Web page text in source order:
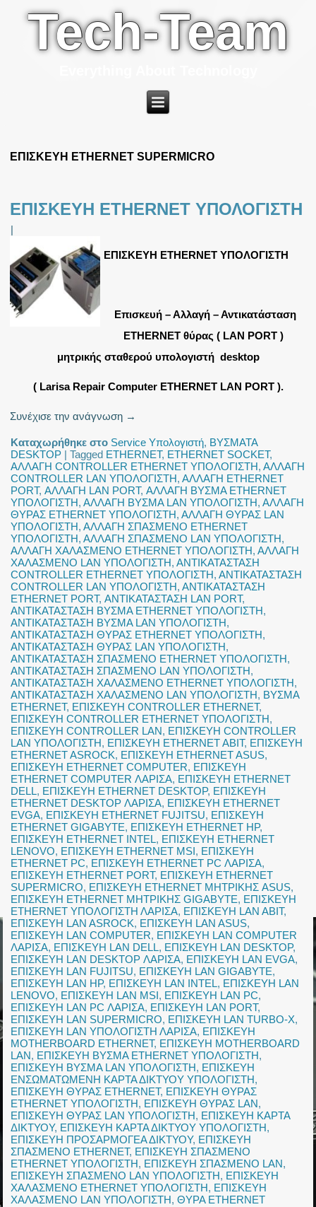
Tech-Team
ΕΠΙΣΚΕΥΗ ETHERNET SUPERMICRO
ΕΠΙΣΚΕΥΗ ETHERNET ΥΠΟΛΟΓΙΣΤΗ
|
ΕΠΙΣΚΕΥΗ ETHERNET ΥΠΟΛΟΓΙΣΤΗ
Επισκευή – Αλλαγή – Αντικατάσταση
ETHERNET θύρας ( LAN PORT )
μητρικής σταθερού υπολογιστή desktop
( Larisa Repair Computer ETHERNET LAN PORT ).
Συνέχισε την ανάγνωση →
Καταχωρήθηκε στο Service Υπολογιστή, ΒΥΣΜΑΤΑ
DESKTOP |Tagged ETHERNET, ETHERNET SOCKET,
ΑΛΛΑΓΗ CONTROLLER ETHERNET ΥΠΟΛΟΓΙΣΤΗ,ΑΛΛΑΓΗ
CONTROLLER LAN ΥΠΟΛΟΓΙΣΤΗ,ΑΛΛΑΓΗ ETHERNET
PORT,ΑΛΛΑΓΗ LAN PORT,ΑΛΛΑΓΗ ΒΥΣΜΑ ETHERNET
ΥΠΟΛΟΓΙΣΤΗ,ΑΛΛΑΓΗ ΒΥΣΜΑ LAN ΥΠΟΛΟΓΙΣΤΗ,ΑΛΛΑΓΗ
ΘΥΡΑΣ ETHERNET ΥΠΟΛΟΓΙΣΤΗ,ΑΛΛΑΓΗ ΘΥΡΑΣ LAN
ΥΠΟΛΟΓΙΣΤΗ,ΑΛΛΑΓΗ ΣΠΑΣΜΕΝΟ ETHERNET
ΥΠΟΛΟΓΙΣΤΗ,ΑΛΛΑΓΗ ΣΠΑΣΜΕΝΟ LAN ΥΠΟΛΟΓΙΣΤΗ,
ΑΛΛΑΓΗ ΧΑΛΑΣΜΕΝΟ ETHERNET ΥΠΟΛΟΓΙΣΤΗ,ΑΛΛΑΓΗ
ΧΑΛΑΣΜΕΝΟ LAN ΥΠΟΛΟΓΙΣΤΗ,ΑΝΤΙΚΑΤΑΣΤΑΣΗ
CONTROLLER ETHERNET ΥΠΟΛΟΓΙΣΤΗ,ΑΝΤΙΚΑΤΑΣΤΑΣΗ
CONTROLLER LAN ΥΠΟΛΟΓΙΣΤΗ,ΑΝΤΙΚΑΤΑΣΤΑΣΗ
ETHERNET PORT,ΑΝΤΙΚΑΤΑΣΤΑΣΗ LAN PORT,
ΑΝΤΙΚΑΤΑΣΤΑΣΗ ΒΥΣΜΑ ETHERNET ΥΠΟΛΟΓΙΣΤΗ,
ΑΝΤΙΚΑΤΑΣΤΑΣΗ ΒΥΣΜΑ LAN ΥΠΟΛΟΓΙΣΤΗ,
ΑΝΤΙΚΑΤΑΣΤΑΣΗ ΘΥΡΑΣ ETHERNET ΥΠΟΛΟΓΙΣΤΗ,
ΑΝΤΙΚΑΤΑΣΤΑΣΗ ΘΥΡΑΣ LAN ΥΠΟΛΟΓΙΣΤΗ,
ΑΝΤΙΚΑΤΑΣΤΑΣΗ ΣΠΑΣΜΕΝΟ ETHERNET ΥΠΟΛΟΓΙΣΤΗ,
ΑΝΤΙΚΑΤΑΣΤΑΣΗ ΣΠΑΣΜΕΝΟ LAN ΥΠΟΛΟΓΙΣΤΗ,
ΑΝΤΙΚΑΤΑΣΤΑΣΗ ΧΑΛΑΣΜΕΝΟ ETHERNET ΥΠΟΛΟΓΙΣΤΗ,
ΑΝΤΙΚΑΤΑΣΤΑΣΗ ΧΑΛΑΣΜΕΝΟ LAN ΥΠΟΛΟΓΙΣΤΗ, ΒΥΣΜΑ
ETHERNET, ΕΠΙΣΚΕΥΗ CONTROLLER ETHERNET,
ΕΠΙΣΚΕΥΗ CONTROLLER ETHERNET ΥΠΟΛΟΓΙΣΤΗ,
ΕΠΙΣΚΕΥΗ CONTROLLER LAN, ΕΠΙΣΚΕΥΗ CONTROLLER
LAN ΥΠΟΛΟΓΙΣΤΗ, ΕΠΙΣΚΕΥΗ ETHERNET ABIT, ΕΠΙΣΚΕΥΗ
ETHERNET ASROCK, ΕΠΙΣΚΕΥΗ ETHERNET ASUS,
ΕΠΙΣΚΕΥΗ ETHERNET COMPUTER, ΕΠΙΣΚΕΥΗ
ETHERNET COMPUTER ΛΑΡΙΣΑ, ΕΠΙΣΚΕΥΗ ETHERNET
DELL, ΕΠΙΣΚΕΥΗ ETHERNET DESKTOP, ΕΠΙΣΚΕΥΗ
ETHERNET DESKTOP ΛΑΡΙΣΑ, ΕΠΙΣΚΕΥΗ ETHERNET
EVGA, ΕΠΙΣΚΕΥΗ ETHERNET FUJITSU, ΕΠΙΣΚΕΥΗ
ETHERNET GIGABYTE, ΕΠΙΣΚΕΥΗ ETHERNET HP,
ΕΠΙΣΚΕΥΗ ETHERNET INTEL, ΕΠΙΣΚΕΥΗ ETHERNET
LENOVO, ΕΠΙΣΚΕΥΗ ETHERNET MSI, ΕΠΙΣΚΕΥΗ
ETHERNET PC, ΕΠΙΣΚΕΥΗ ETHERNET PC ΛΑΡΙΣΑ,
ΕΠΙΣΚΕΥΗ ETHERNET PORT, ΕΠΙΣΚΕΥΗ ETHERNET
SUPERMICRO, ΕΠΙΣΚΕΥΗ ETHERNET ΜΗΤΡΙΚΗΣ ASUS,
ΕΠΙΣΚΕΥΗ ETHERNET ΜΗΤΡΙΚΗΣ GIGABYTE, ΕΠΙΣΚΕΥΗ
ETHERNET ΥΠΟΛΟΓΙΣΤΗ ΛΑΡΙΣΑ, ΕΠΙΣΚΕΥΗ LAN ABIT,
ΕΠΙΣΚΕΥΗ LAN ASROCK, ΕΠΙΣΚΕΥΗ LAN ASUS,
ΕΠΙΣΚΕΥΗ LAN COMPUTER, ΕΠΙΣΚΕΥΗ LAN COMPUTER
ΛΑΡΙΣΑ, ΕΠΙΣΚΕΥΗ LAN DELL, ΕΠΙΣΚΕΥΗ LAN DESKTOP,
ΕΠΙΣΚΕΥΗ LAN DESKTOP ΛΑΡΙΣΑ, ΕΠΙΣΚΕΥΗ LAN EVGA,
ΕΠΙΣΚΕΥΗ LAN FUJITSU, ΕΠΙΣΚΕΥΗ LAN GIGABYTE,
ΕΠΙΣΚΕΥΗ LAN HP, ΕΠΙΣΚΕΥΗ LAN INTEL, ΕΠΙΣΚΕΥΗ LAN
LENOVO, ΕΠΙΣΚΕΥΗ LAN MSI, ΕΠΙΣΚΕΥΗ LAN PC,
ΕΠΙΣΚΕΥΗ LAN PC ΛΑΡΙΣΑ, ΕΠΙΣΚΕΥΗ LAN PORT,
ΕΠΙΣΚΕΥΗ LAN SUPERMICRO, ΕΠΙΣΚΕΥΗ LAN TURBO-X,
ΕΠΙΣΚΕΥΗ LAN ΥΠΟΛΟΓΙΣΤΗ ΛΑΡΙΣΑ, ΕΠΙΣΚΕΥΗ
MOTHERBOARD ETHERNET, ΕΠΙΣΚΕΥΗ MOTHERBOARD
LAN, ΕΠΙΣΚΕΥΗ ΒΥΣΜΑ ETHERNET ΥΠΟΛΟΓΙΣΤΗ,
ΕΠΙΣΚΕΥΗ ΒΥΣΜΑ LAN ΥΠΟΛΟΓΙΣΤΗ, ΕΠΙΣΚΕΥΗ
ΕΝΣΩΜΑΤΩΜΕΝΗ ΚΑΡΤΑ ΔΙΚΤΥΟΥ ΥΠΟΛΟΓΙΣΤΗ,
ΕΠΙΣΚΕΥΗ ΘΥΡΑΣ ETHERNET, ΕΠΙΣΚΕΥΗ ΘΥΡΑΣ
ETHERNET ΥΠΟΛΟΓΙΣΤΗ, ΕΠΙΣΚΕΥΗ ΘΥΡΑΣ LAN,
ΕΠΙΣΚΕΥΗ ΘΥΡΑΣ LAN ΥΠΟΛΟΓΙΣΤΗ, ΕΠΙΣΚΕΥΗ ΚΑΡΤΑ
ΔΙΚΤΥΟΥ, ΕΠΙΣΚΕΥΗ ΚΑΡΤΑ ΔΙΚΤΥΟΥ ΥΠΟΛΟΓΙΣΤΗ,
ΕΠΙΣΚΕΥΗ ΠΡΟΣΑΡΜΟΓΕΑ ΔΙΚΤΥΟΥ, ΕΠΙΣΚΕΥΗ
ΣΠΑΣΜΕΝΟ ETHERNET, ΕΠΙΣΚΕΥΗ ΣΠΑΣΜΕΝΟ
ETHERNET ΥΠΟΛΟΓΙΣΤΗ, ΕΠΙΣΚΕΥΗ ΣΠΑΣΜΕΝΟ LAN,
ΕΠΙΣΚΕΥΗ ΣΠΑΣΜΕΝΟ LAN ΥΠΟΛΟΓΙΣΤΗ, ΕΠΙΣΚΕΥΗ
ΧΑΛΑΣΜΕΝΟ ETHERNET ΥΠΟΛΟΓΙΣΤΗ, ΕΠΙΣΚΕΥΗ
ΧΑΛΑΣΜΕΝΟ LAN ΥΠΟΛΟΓΙΣΤΗ,ΘΥΡΑ ETHERNET